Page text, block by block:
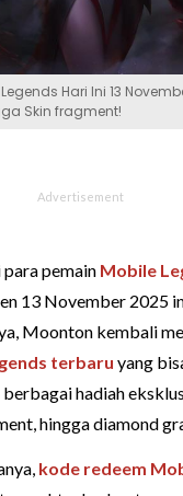
Hari Ini 13
Skin fragment!
para pemain Mobile
13 November 2025
Moonton kembali
terbaru yang
hadiah
hingga diamond
kode redeem